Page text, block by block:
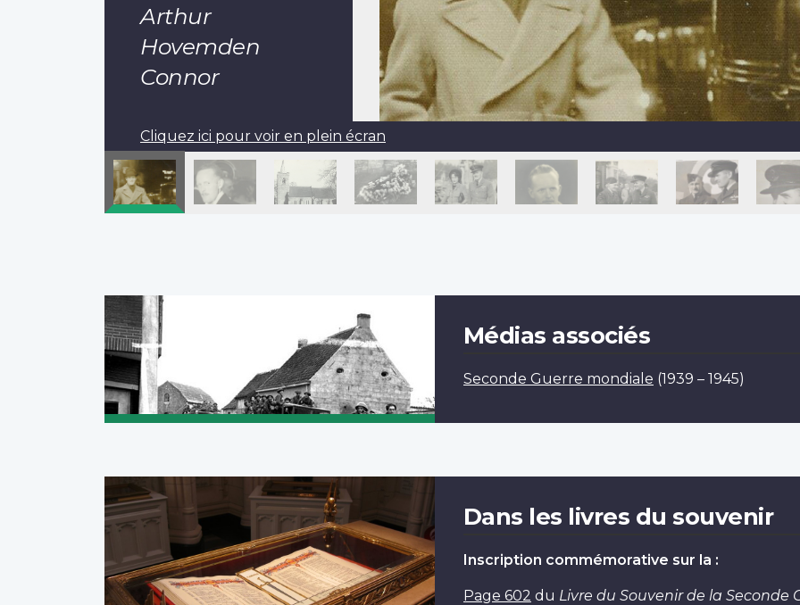
Arthur
Hovemden
Connor
Cliquez ici pour voir en plein écran
Pagination
Médias associés
Seconde Guerre mondiale (1939 – 1945)
Dans les livres du souvenir
Inscription commémorative sur la :
Page 602 du Livre du Souvenir de la Seconde